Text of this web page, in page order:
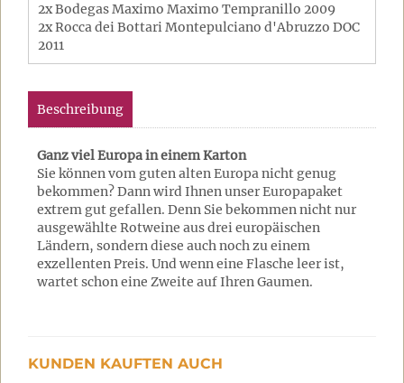
2x Bodegas Maximo Maximo Tempranillo 2009
2x Rocca dei Bottari Montepulciano d'Abruzzo DOC
2011
Beschreibung
Ganz viel Europa in einem Karton
Sie können vom guten alten Europa nicht genug
bekommen? Dann wird Ihnen unser Europapaket
extrem gut gefallen. Denn Sie bekommen nicht nur
ausgewählte Rotweine aus drei europäischen
Ländern, sondern diese auch noch zu einem
exzellenten Preis. Und wenn eine Flasche leer ist,
wartet schon eine Zweite auf Ihren Gaumen.
KUNDEN KAUFTEN AUCH